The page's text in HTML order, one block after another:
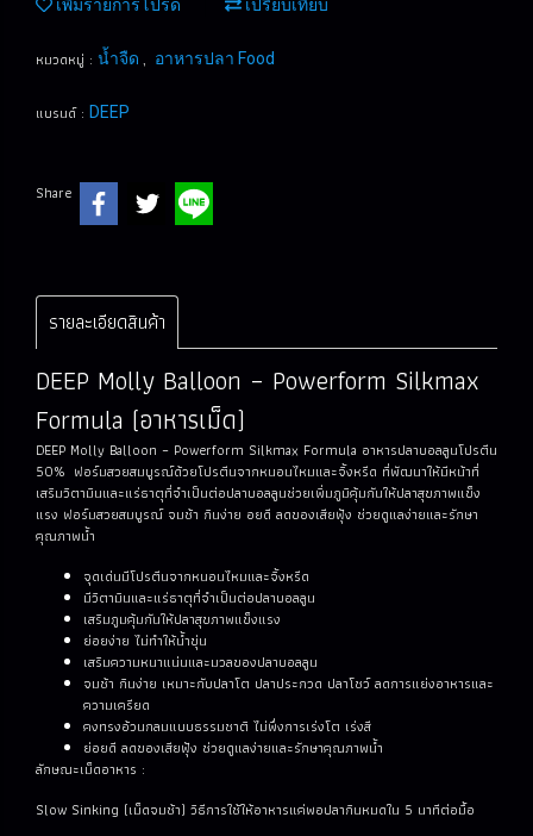
เพิ่มรายการโปรด เปรียบเทียบ
หมวดหมู่ : น้ำจืด , อาหารปลา Food
แบรนด์ : DEEP
Share
รายละเอียดสินค้า
DEEP Molly Balloon – Powerform Silkmax
Formula (อาหารเม็ด)
DEEP Molly Balloon – Powerform Silkmax Formula อาหารปลาบอลลูนโปรตีน
50% ฟอร์มสวยสมบูรณ์ด้วยโปรตีนจากหนอนไหมและจิ้งหรีด ที่พัฒนาให้มีหน้าที่
เสริมวิตามินและแร่ธาตุที่จำเป็นต่อปลาบอลลูนช่วยเพิ่มภูมิคุ้มกันให้ปลาสุขภาพแข็ง
แรง ฟอร์มสวยสมบูรณ์ จมช้า กินง่าย อยดี ลดของเสียฟุ้ง ช่วยดูแลง่ายและรักษา
คุณภาพน้ำ
จุดเด่นมีโปรตีนจากหนอนไหมและจิ้งหรีด
มีวิตามินและแร่ธาตุที่จำเป็นต่อปลาบอลลูน
เสริมภูมคุ้มกันให้ปลาสุขภาพแข็งแรง
ย่อยง่าย ไม่ทำให้น้ำขุ่น
เสริมความหนาแน่นและมวลของปลาบอลลูน
จมช้า กินง่าย เหมาะกับปลาโต ปลาประกวด ปลาโชว์ ลดการแย่งอาหารและ
ความเครียด
คงทรงอ้วนกลมแบบธรรมชาติ ไม่พึ่งการเร่งโต เร่งสี
ย่อยดี ลดของเสียฟุ้ง ช่วยดูแลง่ายและรักษาคุณภาพน้ำ
ลักษณะเม็ดอาหาร :
Slow Sinking (เม็ดจมช้า) วิธีการใช้ให้อาหารแค่พอปลากินหมดใน 5 นาทีต่อมื้อ